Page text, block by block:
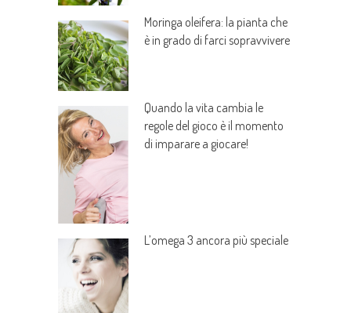
Moringa oleifera: la pianta che
è in grado di farci sopravvivere
Quando la vita cambia le
regole del gioco è il momento
di imparare a giocare!
L’omega 3 ancora più speciale